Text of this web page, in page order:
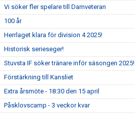
NY MEDLEM / PROVTRÄNINGAR
TRYGG FÖRENING
Vi söker fler spelare till Damveteran
100 år
Herrlaget klara för division 4 2025!
Historisk serieseger!
Stuvsta IF söker tränare inför säsongen 2025!
Förstärkning till Kansliet
Extra årsmöte - 18:30 den 15 april
Påsklovscamp - 3 veckor kvar